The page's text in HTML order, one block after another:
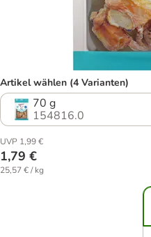
Artikel wählen (4 Varianten)
70 g
154816.0
UVP 1,99 €
1,79 €
25,57 € / kg